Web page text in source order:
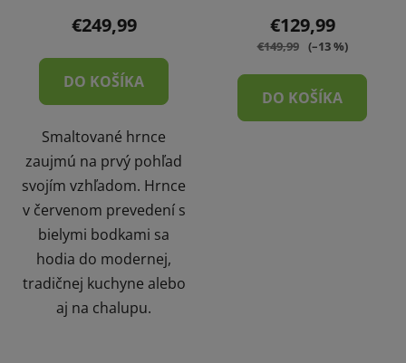
€249,99
DO KOŠÍKA
Smaltované hrnce
zaujmú na prvý pohľad
svojím vzhľadom. Hrnce
v červenom prevedení s
bielymi bodkami sa
hodia do modernej,
tradičnej kuchyne alebo
aj na chalupu.
€129,99
€149,99 (–13 %)
DO KOŠÍKA